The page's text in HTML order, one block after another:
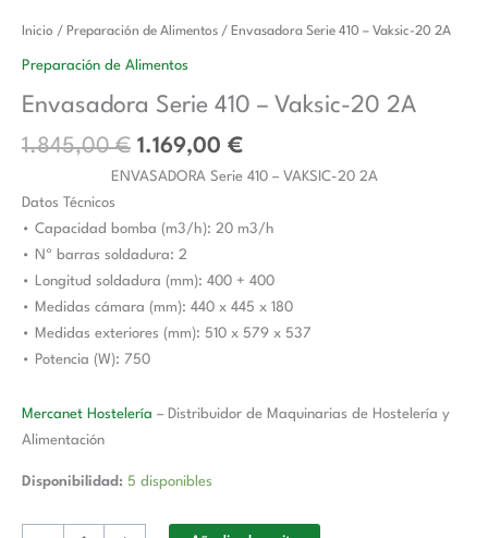
Inicio / Preparación de Alimentos / Envasadora Serie 410 – Vaksic-20 2A
Preparación de Alimentos
Envasadora Serie 410 – Vaksic-20 2A
1.845,00€
El
precio
era:
1.845,00 €.
1.169,00 €
El
es:
1.169,00 €.
ENVASADORA Serie 410 – VAKSIC-20 2A
Datos Técnicos
• Capacidad bomba (m3/h): 20 m3/h
• Nº barras soldadura: 2
• Longitud soldadura (mm): 400 + 400
• Medidas cámara (mm): 440 x 445 x 180
• Medidas exteriores (mm): 510 x 579 x 537
• Potencia (W): 750
Mercanet Hostelería – Distribuidor de Maquinarias de Hostelería y
Alimentación
Disponibilidad: 5 disponibles
Envasadora
Serie
-
Vaksic-